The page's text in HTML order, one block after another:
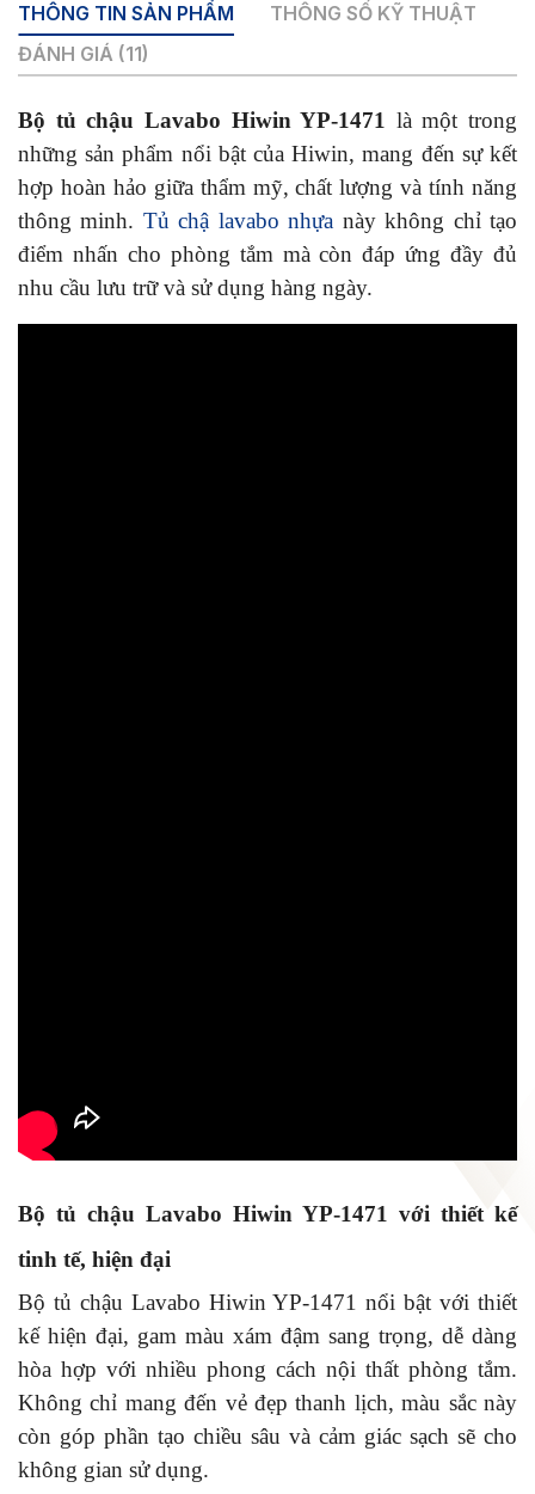
THÔNG TIN SẢN PHẨM
THÔNG SỐ KỸ THUẬT
ĐÁNH GIÁ (11)
Bộ tủ chậu Lavabo Hiwin YP-1471 là một trong
những sản phẩm nổi bật của Hiwin, mang đến sự kết
hợp hoàn hảo giữa thẩm mỹ, chất lượng và tính năng
thông minh. Tủ chậ lavabo nhựa này không chỉ tạo
điểm nhấn cho phòng tắm mà còn đáp ứng đầy đủ
nhu cầu lưu trữ và sử dụng hàng ngày.
Bộ tủ chậu Lavabo Hiwin YP-1471 với thiết kế
tinh tế, hiện đại
Bộ tủ chậu Lavabo Hiwin YP-1471 nổi bật với thiết
kế hiện đại, gam màu xám đậm sang trọng, dễ dàng
hòa hợp với nhiều phong cách nội thất phòng tắm.
Không chỉ mang đến vẻ đẹp thanh lịch, màu sắc này
còn góp phần tạo chiều sâu và cảm giác sạch sẽ cho
không gian sử dụng.